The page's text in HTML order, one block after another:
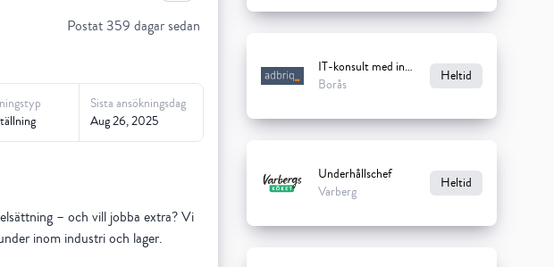
Postat 359 dagar sedan
Aug 26, 2025
Sista ansökningsdag
– och vill jobba extra? Vi
inom industri och lager.
IT-konsult med inriktning Ekonomi till adbriq
Borås
Heltid
Underhållschef
Varberg
Heltid